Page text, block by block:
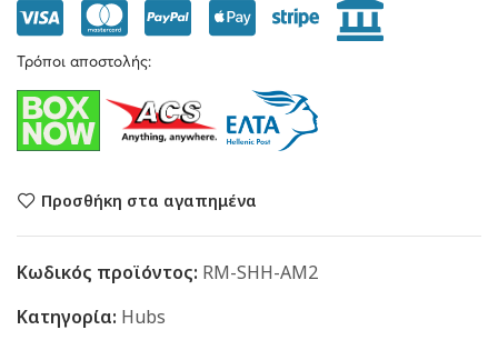
Τρόποι αποστολής:
Προσθήκη στα αγαπημένα
Κωδικός προϊόντος: RM-SHH-AM2
Κατηγορία: Hubs